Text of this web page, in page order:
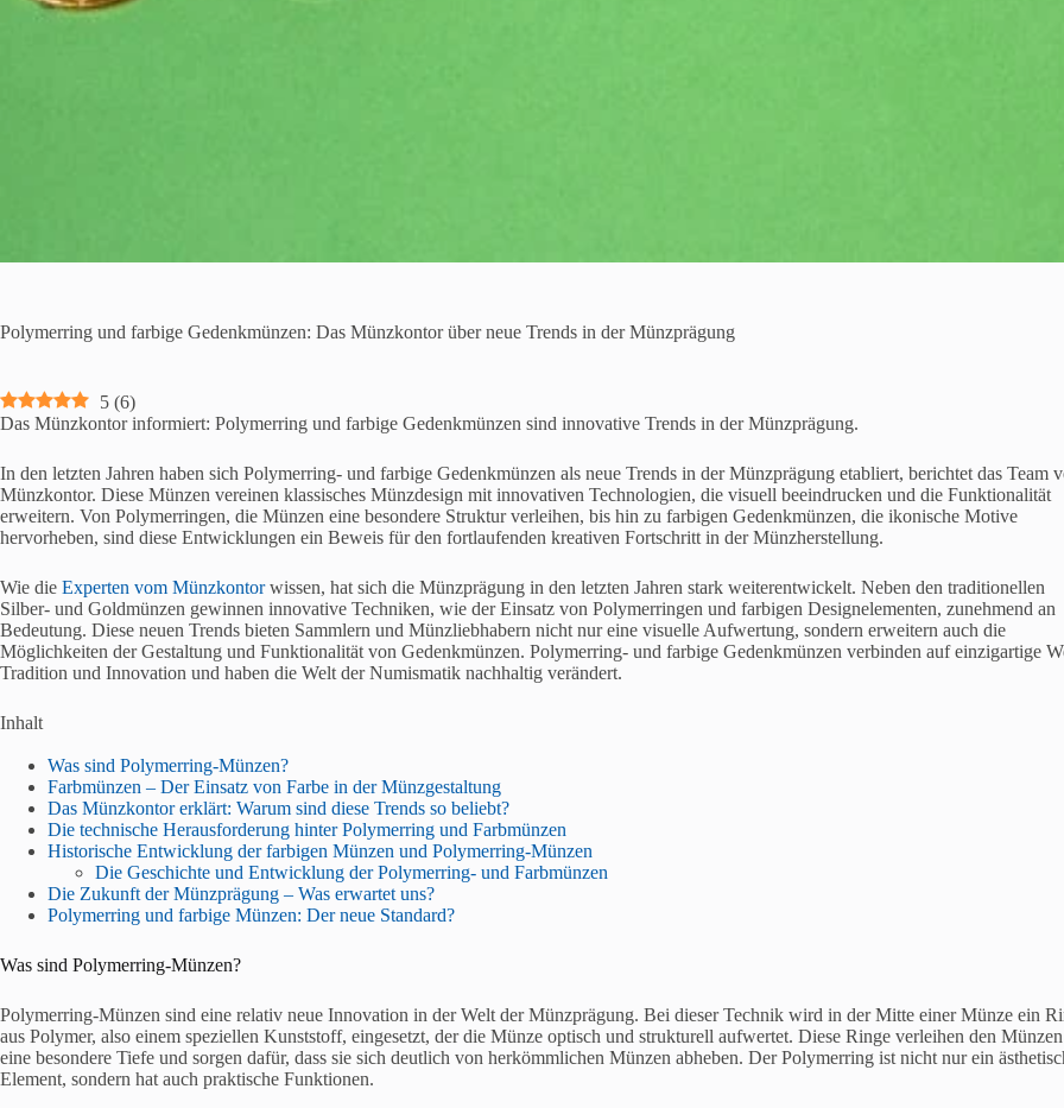
Polymerring und farbige Gedenkmünzen: Das Münzkontor über neue Trends in der Münzprägung
5 (6)
Das Münzkontor informiert: Polymerring und farbige Gedenkmünzen sind innovative Trends in der Münzprägung.
In den letzten Jahren haben sich Polymerring- und farbige Gedenkmünzen als neue Trends in der Münzprägung etabliert, berichtet das Team
Münzkontor. Diese Münzen vereinen klassisches Münzdesign mit innovativen Technologien, die visuell beeindrucken und die Funktionalität
erweitern. Von Polymerringen, die Münzen eine besondere Struktur verleihen, bis hin zu farbigen Gedenkmünzen, die ikonische Motive
hervorheben, sind diese Entwicklungen ein Beweis für den fortlaufenden kreativen Fortschritt in der Münzherstellung.
Wie die Experten vom Münzkontorwissen, hat sich die Münzprägung in den letzten Jahren stark weiterentwickelt. Neben den traditionellen
Silber- und Goldmünzen gewinnen innovative Techniken, wie der Einsatz von Polymerringen und farbigen Designelementen, zunehmend an
Bedeutung. Diese neuen Trends bieten Sammlern und Münzliebhabern nicht nur eine visuelle Aufwertung, sondern erweitern auch die
Möglichkeiten der Gestaltung und Funktionalität von Gedenkmünzen. Polymerring- und farbige Gedenkmünzen verbinden auf einzigartige
Tradition und Innovation und haben die Welt der Numismatik nachhaltig verändert.
Inhalt
Was sind Polymerring-Münzen?
Farbmünzen – Der Einsatz von Farbe in der Münzgestaltung
Das Münzkontor erklärt: Warum sind diese Trends so beliebt?
Die technische Herausforderung hinter Polymerring und Farbmünzen
Historische Entwicklung der farbigen Münzen und Polymerring-Münzen
Die Geschichte und Entwicklung der Polymerring- und Farbmünzen
Die Zukunft der Münzprägung – Was erwartet uns?
Polymerring und farbige Münzen: Der neue Standard?
Was sind Polymerring-Münzen?
Polymerring-Münzen sind eine relativ neue Innovation in der Welt der Münzprägung. Bei dieser Technik wird in der Mitte einer Münze ein
aus Polymer, also einem speziellen Kunststoff, eingesetzt, der die Münze optisch und strukturell aufwertet. Diese Ringe verleihen den Münzen
eine besondere Tiefe und sorgen dafür, dass sie sich deutlich von herkömmlichen Münzen abheben. Der Polymerring ist nicht nur ein
Element, sondern hat auch praktische Funktionen.